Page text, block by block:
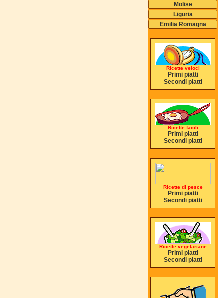
Molise
Liguria
Emilia Romagna
Ricette veloci
Primi piatti
Secondi piatti
Ricette facili
Primi piatti
Secondi piatti
Ricette di pesce
Primi piatti
Secondi piatti
Ricette vegetariane
Primi piatti
Secondi piatti